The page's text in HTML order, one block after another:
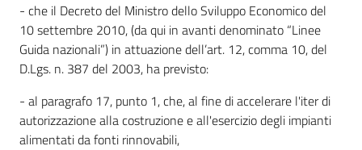
- che il Decreto del Ministro dello Sviluppo Economico del
10 settembre 2010, (da qui in avanti denominato “Linee
Guida nazionali”) in attuazione dell’art. 12, comma 10, del
D.Lgs. n. 387 del 2003, ha previsto:
- al paragrafo 17, punto 1, che, al fine di accelerare l'iter di
autorizzazione alla costruzione e all'esercizio degli impianti
alimentati da fonti rinnovabili,